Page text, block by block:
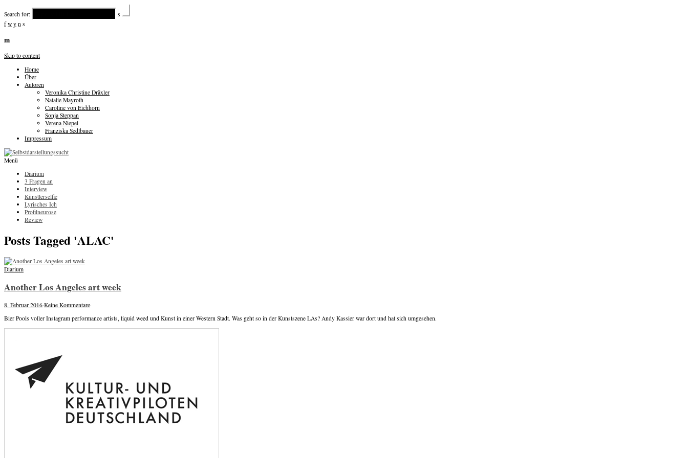
Search for:
s
f w y n s
m
Skip to content
Home
Über
Autoren
Veronika Christine Dräxler
Natalie Mayroth
Caroline von Eichhorn
Sonja Steppan
Verena Niepel
Franziska Sedlbauer
Impressum
Menü
Diarium
3 Fragen an
Interview
Künstlerselfie
Lyrisches Ich
Profilneurose
Review
Posts Tagged 'ALAC'
Diarium
Another Los Angeles art week
8. Februar 2016·Keine Kommentare·
Bier Pools voller Instagram performance artists, liquid weed und Kunst in einer Western Stadt. Was geht so in der Kunstszene LAs? Andy Kassier war dort und hat sich umgesehen.